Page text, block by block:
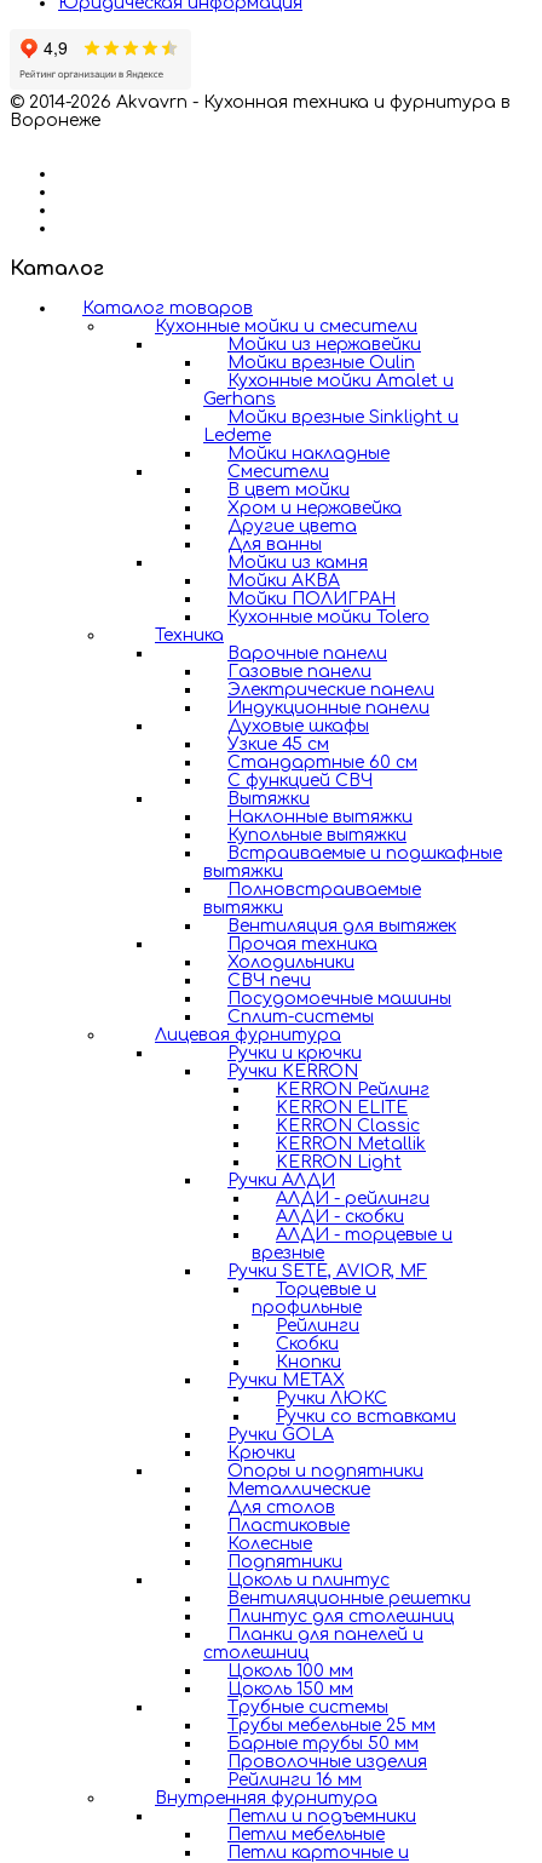
© 2014-2026 Akvavrn - Кухонная техника и фурнитура в
Воронеже
Каталог
Каталог товаров
Кухонные мойки и смесители
Мойки из нержавейки
Мойки врезные Oulin
Кухонные мойки Amalet и
Gerhans
Мойки врезные Sinklight и
Ledeme
Мойки накладные
Смесители
В цвет мойки
Хром и нержавейка
Другие цвета
Для ванны
Мойки из камня
Мойки АКВА
Мойки ПОЛИГРАН
Кухонные мойки Tolero
Техника
Варочные панели
Газовые панели
Электрические панели
Индукционные панели
Духовые шкафы
Узкие 45 см
Стандартные 60 см
С функцией СВЧ
Вытяжки
Наклонные вытяжки
Купольные вытяжки
Встраиваемые и подшкафные
вытяжки
Полновстраиваемые
вытяжки
Вентиляция для вытяжек
Прочая техника
Холодильники
СВЧ печи
Посудомоечные машины
Сплит-системы
Лицевая фурнитура
Ручки и крючки
Ручки KERRON
KERRON Рейлинг
KERRON ELITE
KERRON Classic
KERRON Metallik
KERRON Light
Ручки АЛДИ
АЛДИ - рейлинги
АЛДИ - скобки
АЛДИ - торцевые и
врезные
Ручки SETE, AVIOR, MF
Торцевые и
профильные
Рейлинги
Скобки
Кнопки
Ручки METAX
Ручки ЛЮКС
Ручки со вставками
Ручки GOLA
Крючки
Опоры и подпятники
Металлические
Для столов
Пластиковые
Колесные
Подпятники
Цоколь и плинтус
Вентиляционные решетки
Плинтус для столешниц
Планки для панелей и
столешниц
Цоколь 100 мм
Цоколь 150 мм
Трубные системы
Трубы мебельные 25 мм
Барные трубы 50 мм
Проволочные изделия
Рейлинги 16 мм
Внутренняя фурнитура
Петли и подъемники
Петли мебельные
Петли карточные и